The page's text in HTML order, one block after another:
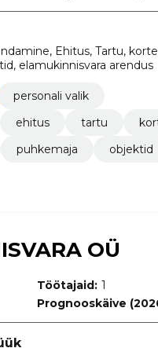
Ehitus, Tartu,
elamukinnisvara arendus
personali valik
ehitus tartu
puhkemaja
objektid
OÜ
Töötajaid: 1
Prognooskäive